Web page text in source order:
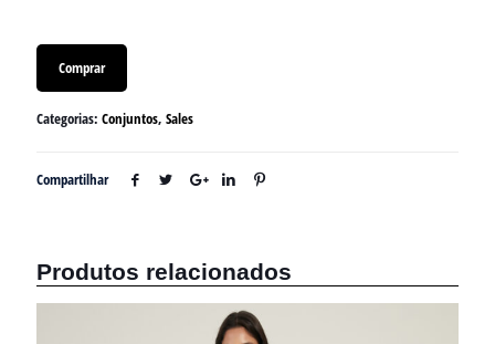
Comprar
Categorias: Conjuntos, Sales
Compartilhar
Produtos relacionados